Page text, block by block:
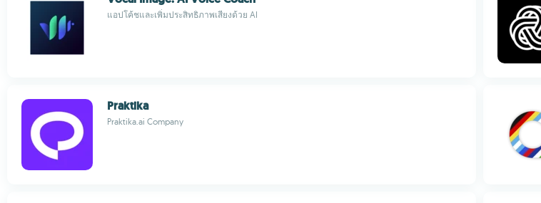
แอปโค้ชและเพิ่มประสิทธิภาพเสียงด้วย AI
Praktika
Praktika.ai Company